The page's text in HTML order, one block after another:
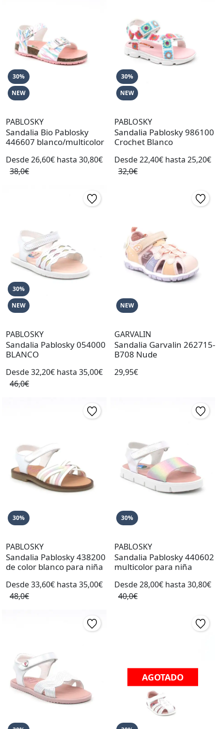
30%
NEW
PABLOSKY
Sandalia Bio Pablosky
446607 blanco/multicolor
Desde 26,60€ hasta 30,80€
38,0€
30%
NEW
PABLOSKY
Sandalia Pablosky 986100
Crochet Blanco
Desde 22,40€ hasta 25,20€
32,0€
30%
NEW
PABLOSKY
Sandalia Pablosky 054000
BLANCO
Desde 32,20€ hasta 35,00€
46,0€
NEW
GARVALIN
Sandalia Garvalin 262715-
B708 Nude
29,95€
30%
PABLOSKY
Sandalia Pablosky 438200
de color blanco para niña
Desde 33,60€ hasta 35,00€
48,0€
30%
PABLOSKY
Sandalia Pablosky 440602
multicolor para niña
Desde 28,00€ hasta 30,80€
40,0€
AGOTADO